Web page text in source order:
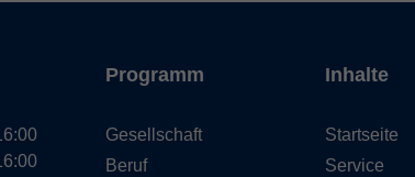
Programm
Gesellschaft
Beruf
Inhalte
Startseite
Service